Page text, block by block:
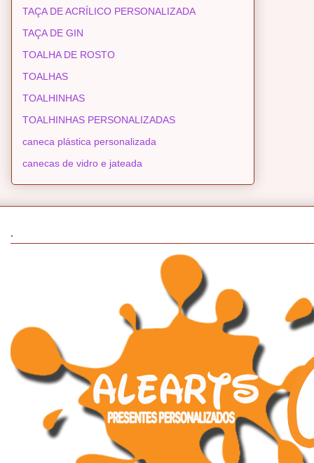
TAÇA DE ACRÍLICO PERSONALIZADA
TAÇA DE GIN
TOALHA DE ROSTO
TOALHAS
TOALHINHAS
TOALHINHAS PERSONALIZADAS
caneca plástica personalizada
canecas de vidro e jateada
.